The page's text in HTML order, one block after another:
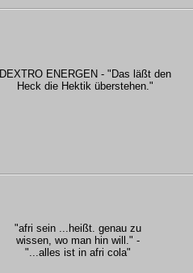
DEXTRO ENERGEN - "Das läßt den
Heck die Hektik überstehen."
"afri sein ...heißt. genau zu
wissen, wo man hin will." -
"...alles ist in afri cola"